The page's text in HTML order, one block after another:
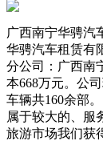
广西南宁华骋汽
华骋汽车租赁有
分公司：广西南
本668万元。公
车辆共160余部
属于较大的、服
旅游市场我们获